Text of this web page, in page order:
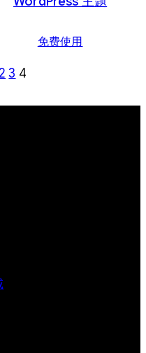
免费使用
2 3 4